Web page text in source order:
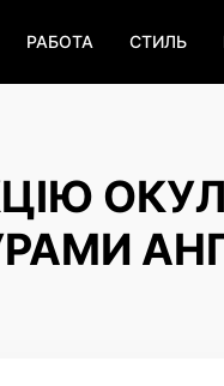
РАБОТА СТИЛЬ